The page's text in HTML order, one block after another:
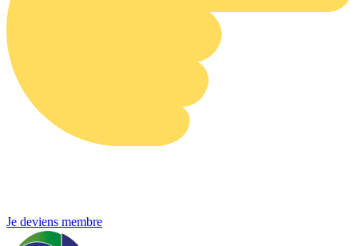
Je deviens membre